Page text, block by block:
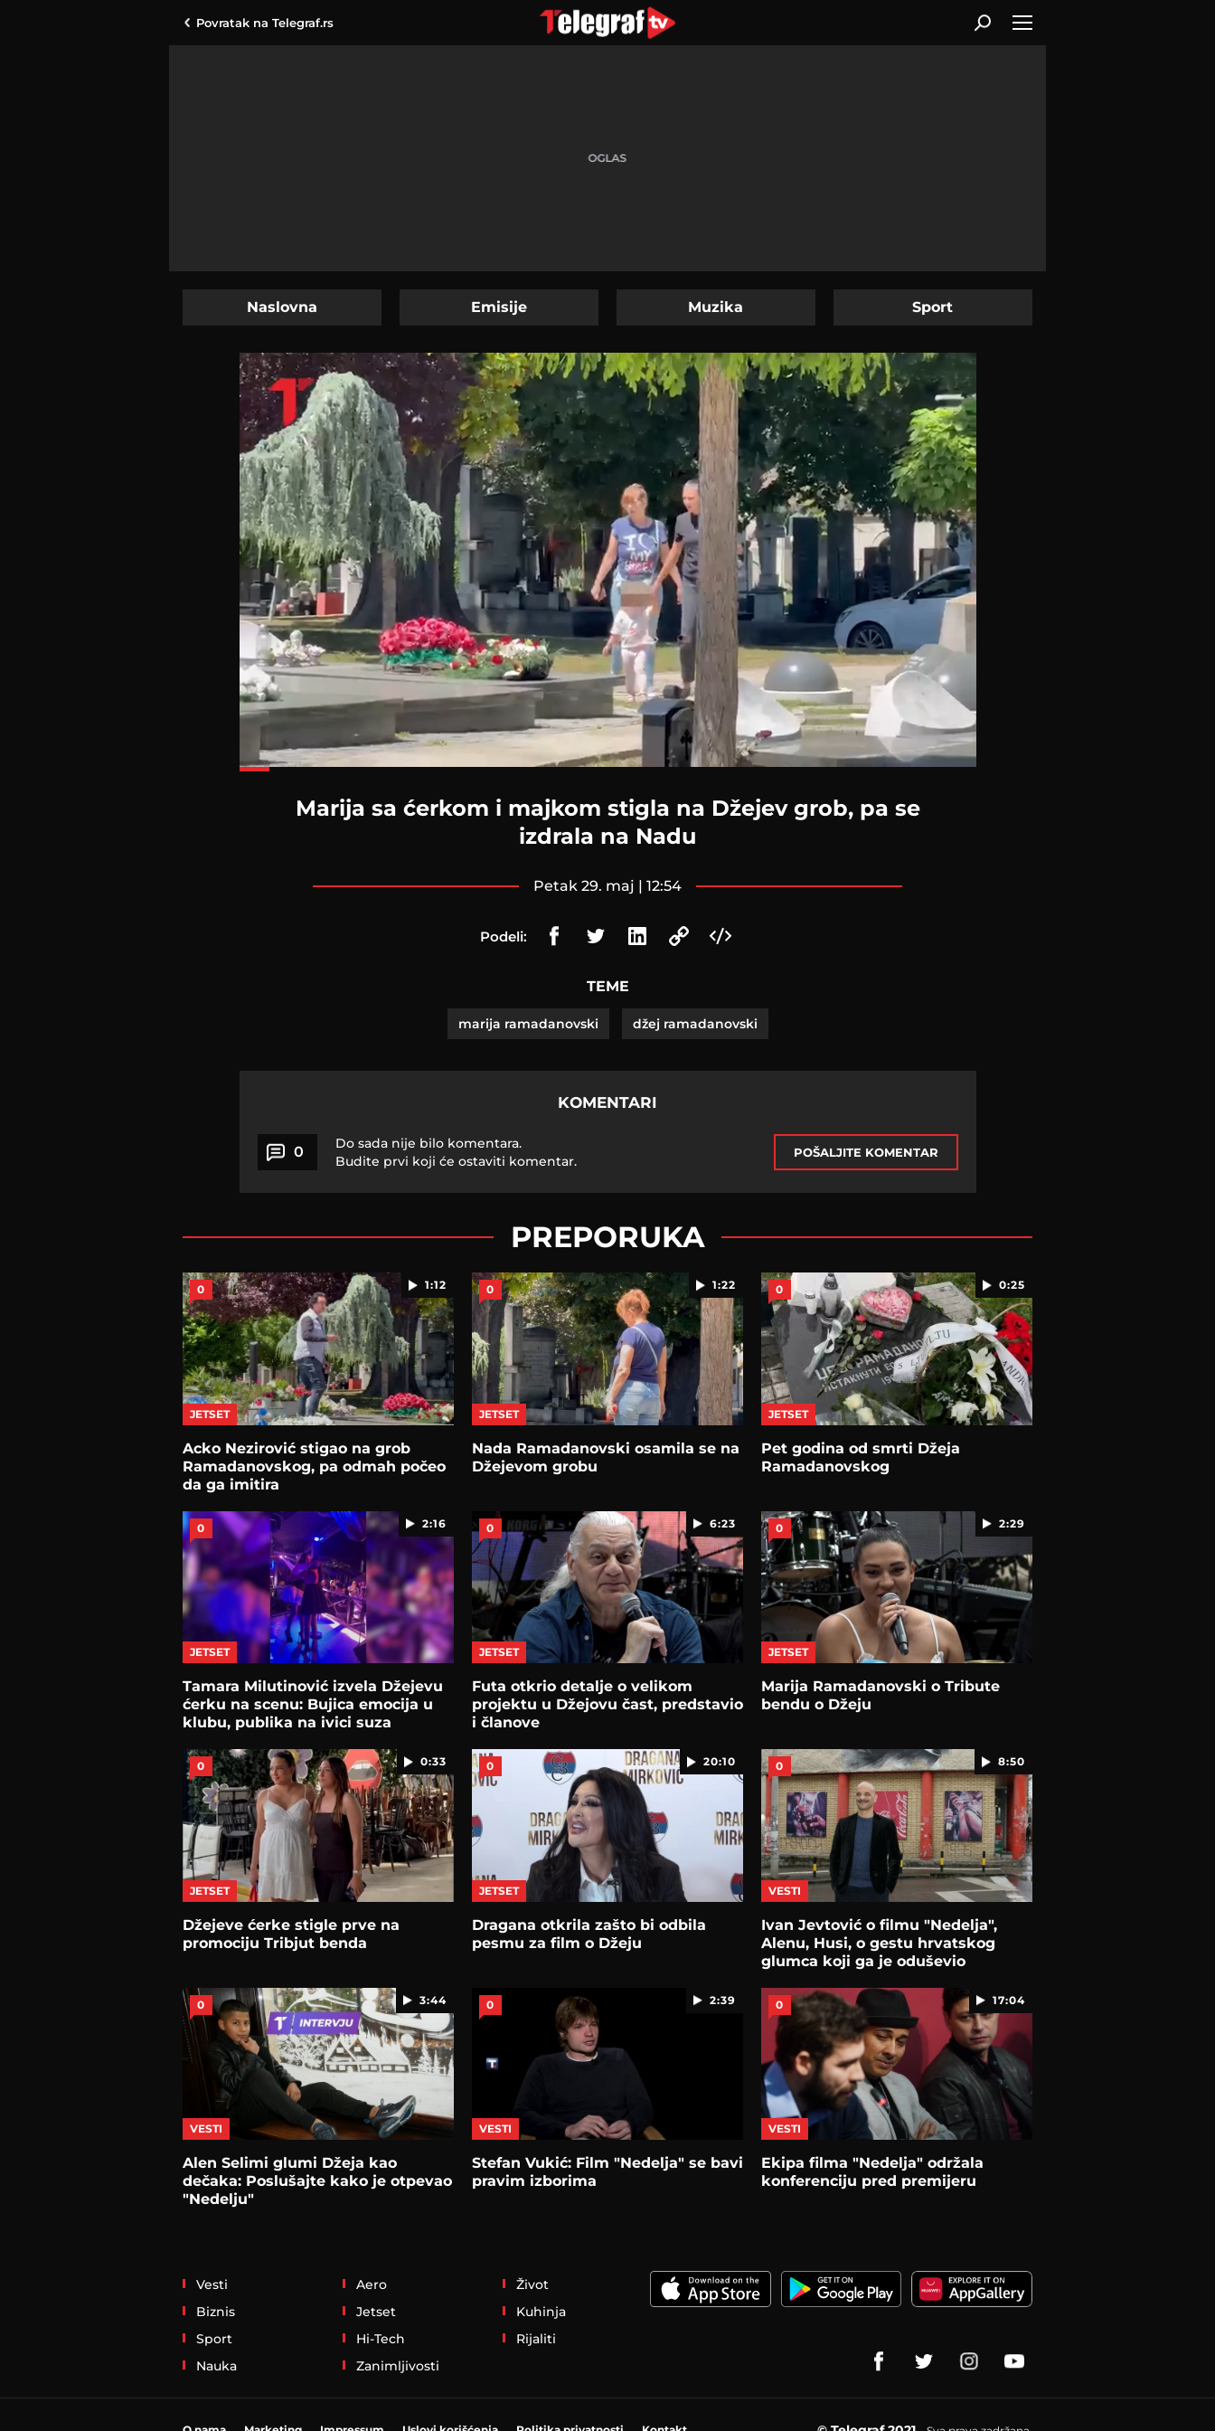
Povratak na Telegraf.rs
Naslovna Emisije Muzika Sport
Marija sa ćerkom i majkom stigla na Džejev grob, pa se
izdrala na Nadu
petak 29. maj | 12:54
Podeli:
TEME
marija ramadanovski džej ramadanovski
KOMENTARI
0
Do sada nije bilo komentara.
Budite prvi koji će ostaviti komentar.
POŠALJITE KOMENTAR
PREPORUKA
1:12
0
JETSET
Acko Nezirović stigao na grob
Ramadanovskog, pa odmah počeo
da ga imitira
1:22
0
JETSET
Nada Ramadanovski osamila se na
Džejevom grobu
0:25
0
JETSET
Pet godina od smrti Džeja
Ramadanovskog
2:16
0
JETSET
Tamara Milutinović izvela Džejevu
ćerku na scenu: Bujica emocija u
klubu, publika na ivici suza
6:23
0
JETSET
Futa otkrio detalje o velikom
projektu u Džejovu čast, predstavio
i članove
2:29
0
JETSET
Marija Ramadanovski o Tribute
bendu o Džeju
0:33
0
JETSET
Džejeve ćerke stigle prve na
promociju Tribjut benda
20:10
0
JETSET
Dragana otkrila zašto bi odbila
pesmu za film o Džeju
8:50
0
VESTI
Ivan Jevtović o filmu "Nedelja",
Alenu, Husi, o gestu hrvatskog
glumca koji ga je oduševio
3:44
0
VESTI
Alen Selimi glumi Džeja kao
dečaka: Poslušajte kako je otpevao
"Nedelju"
2:39
0
VESTI
Stefan Vukić: Film "Nedelja" se bavi
pravim izborima
17:04
0
VESTI
Ekipa filma "Nedelja" održala
konferenciju pred premijeru
Vesti
Biznis
Sport
Nauka
Aero
Jetset
Hi-Tech
Zanimljivosti
Život
Kuhinja
Rijaliti